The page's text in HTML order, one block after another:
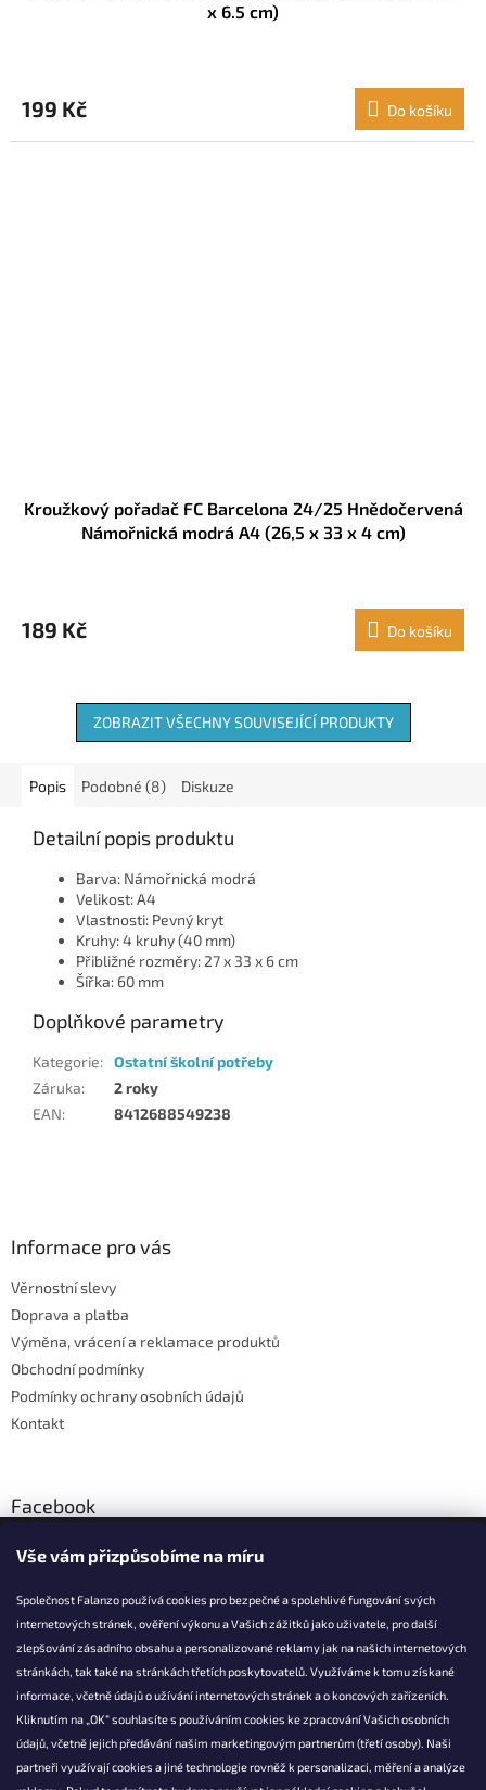
Vše vám přizpůsobíme na míru
Společnost Falanzo používá cookies pro bezpečné a spolehlivé fungování svých
internetových stránek, ověření výkonu a Vašich zážitků jako uživatele, pro další
zlepšování zásadního obsahu a personalizované reklamy jak na našich internetových
stránkách, tak také na stránkách třetích poskytovatelů. Využíváme k tomu získané
informace, včetně údajů o užívání internetových stránek a o koncových zařízeních.
Kliknutím na „OK“ souhlasíte s používáním cookies ke zpracování Vašich osobních
údajů, včetně jejich předávání našim marketingovým partnerům (třetí osoby). Naši
partneři využívají cookies a jiné technologie rovněž k personalizaci, měření a analýze
x 6.5 cm)
199 Kč Do košíku
Kroužkový pořadač FC Barcelona 24/25 Hnědočervená
Námořnická modrá A4 (26,5 x 33 x 4 cm)
189 Kč Do košíku
ZOBRAZIT VŠECHNY SOUVISEJÍCÍ PRODUKTY
Popis Podobné (8) Diskuze
Detailní popis produktu
Barva: Námořnická modrá
Velikost: A4
Vlastnosti: Pevný kryt
Kruhy: 4 kruhy (40 mm)
Přibližné rozměry: 27 x 33 x 6 cm
Šířka: 60 mm
Doplňkové parametry
Kategorie: Ostatní školní potřeby
Záruka:
2 roky
EAN: 8412688549238
Informace pro vás
Věrnostní slevy
Doprava a platba
Výměna, vrácení a reklamace produktů
Obchodní podmínky
Podmínky ochrany osobních údajů
Kontakt
Facebook
KONTAKT
info@falanzo.cz
Falanzo.cz
FalanzoCZ